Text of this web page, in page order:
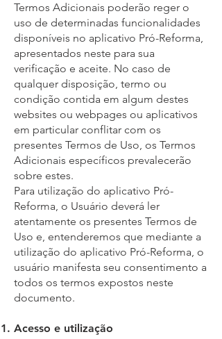
Termos Adicionais poderão reger o
uso de determinadas funcionalidades
disponíveis no aplicativo Pró-Reforma,
apresentados neste para sua
verificação e aceite. No caso de
qualquer disposição, termo ou
condição contida em algum destes
websites ou webpages ou aplicativos
em particular conflitar com os
presentes Termos de Uso, os Termos
Adicionais específicos prevalecerão
sobre estes.
Para utilização do aplicativo Pró-
Reforma, o Usuário deverá ler
atentamente os presentes Termos de
Uso e, entenderemos que mediante a
utilização do aplicativo Pró-Reforma, o
usuário manifesta seu consentimento a
todos os termos expostos neste
documento.
Acesso e utilização